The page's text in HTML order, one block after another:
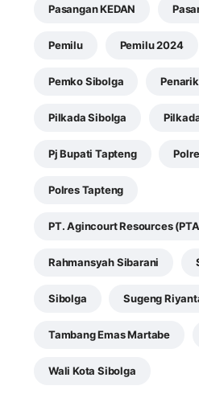
Pasangan KEDAN
Pemilu Pemilu 2024
Pemko Sibolga
Pilkada Sibolga
Pj Bupati Tapteng
Polres Tapteng
PT. Agincourt Resources
Rahmansyah Sibarani
Sibolga Sugeng
Tambang Emas Martabe
Wali Kota Sibolga